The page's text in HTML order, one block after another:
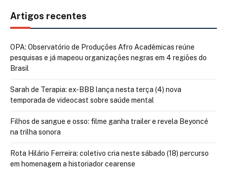
Artigos recentes
OPA: Observatório de Produções Afro Acadêmicas reúne
pesquisas e já mapeou organizações negras em 4 regiões do
Brasil
Sarah de Terapia: ex-BBB lança nesta terça (4) nova
temporada de videocast sobre saúde mental
Filhos de sangue e osso: filme ganha trailer e revela Beyoncé
na trilha sonora
Rota Hilário Ferreira: coletivo cria neste sábado (18) percurso
em homenagem a historiador cearense